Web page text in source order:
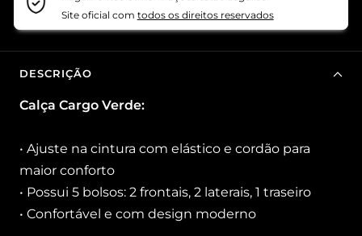
Site oficial com todos os direitos reservados
DESCRIÇÃO
Calça Cargo Verde:
• Ajuste na cintura com elástico e cordão para
maior conforto
• Possui 5 bolsos: 2 frontais, 2 laterais, 1 traseiro
• Confortável e com design moderno